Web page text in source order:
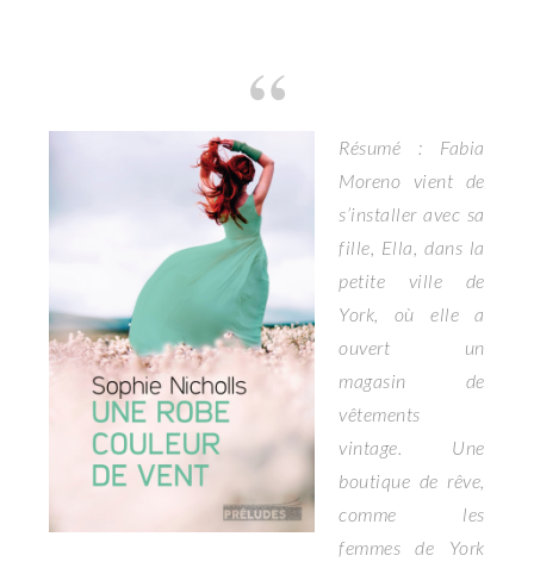
Résumé : Fabia
Moreno vient de
s’installer avec sa
fille, Ella, dans la
petite ville de
York, où elle a
ouvert un
magasin de
vêtements
vintage. Une
boutique de rêve,
comme les
femmes de York